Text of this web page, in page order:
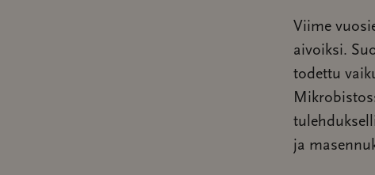
Viime
aivoiksi.
todettu
ja